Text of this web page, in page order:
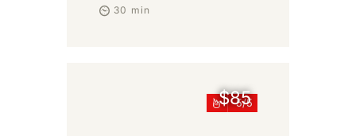
30 min
5
$85